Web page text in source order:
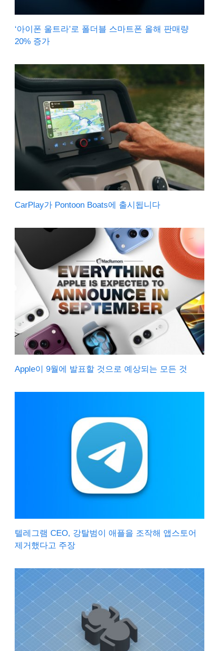
‘아이폰 울트라’로 폴더블 스마트폰 올해 판매량
20% 증가
CarPlay가 Pontoon Boats에 출시됩니다
Apple이 9월에 발표할 것으로 예상되는 모든 것
텔레그램 CEO, 강탈범이 애플을 조작해 앱스토어
제거했다고 주장